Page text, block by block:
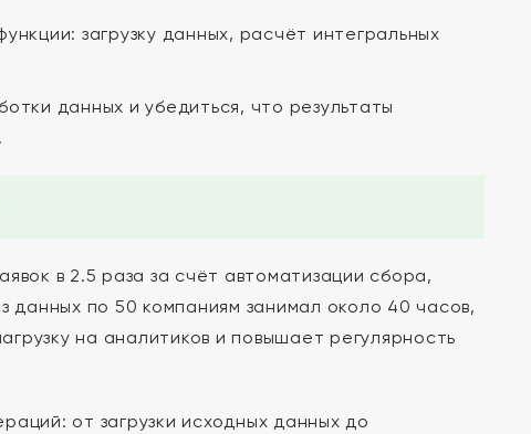
загрузку данных, расчёт интегральных
данных и убедиться, что результаты
в 2.5 раза за счёт автоматизации сбора,
данных по 50 компаниям занимал около 40 часов,
на аналитиков и повышает регулярность
от загрузки исходных данных до